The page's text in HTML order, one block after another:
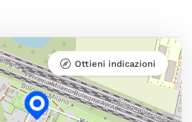
Ottieni indicazioni